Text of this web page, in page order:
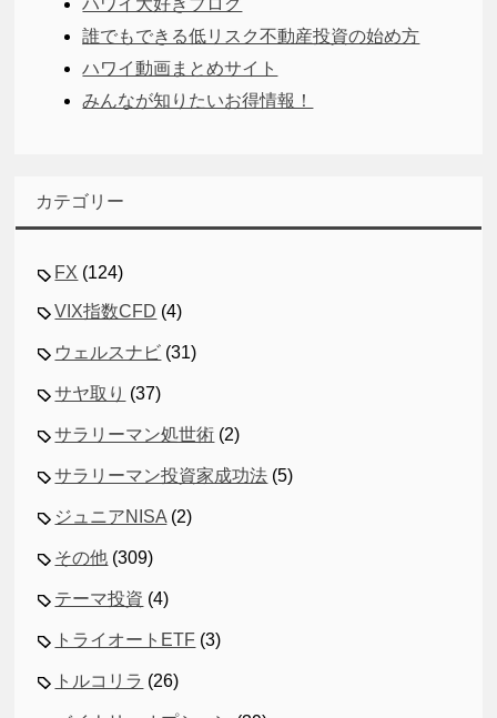
ハワイ大好きブログ
誰でもできる低リスク不動産投資の始め方
ハワイ動画まとめサイト
みんなが知りたいお得情報！
カテゴリー
FX (124)
VIX指数CFD (4)
ウェルスナビ (31)
サヤ取り (37)
サラリーマン処世術 (2)
サラリーマン投資家成功法 (5)
ジュニアNISA (2)
その他 (309)
テーマ投資 (4)
トライオートETF (3)
トルコリラ (26)